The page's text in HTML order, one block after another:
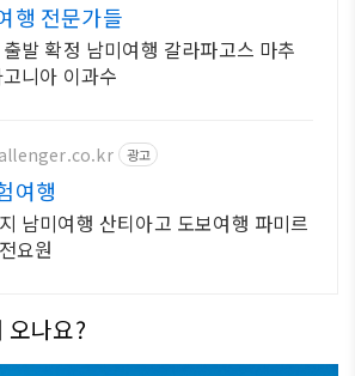
행 전문가들
발 확정 남미여행 갈라파고스 마추
니아 이과수
광고
여행
고 도보여행 파미르
요원
오나요?